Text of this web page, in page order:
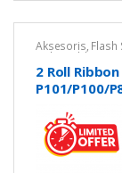
Aksesoris, Flash
Color Ribbon
P800
2 Roll
P101/P100/